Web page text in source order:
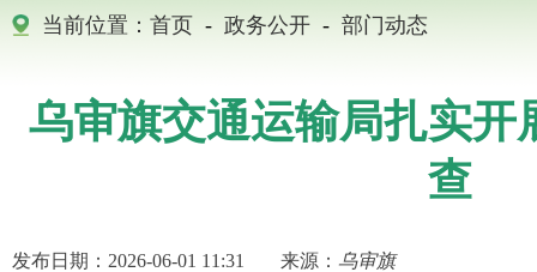
当前位置： 首页 - 政务公开 - 部门动态
乌审旗交通运输局扎实开
查
发布日期：2026-06-01 11:31 来源： 乌审旗